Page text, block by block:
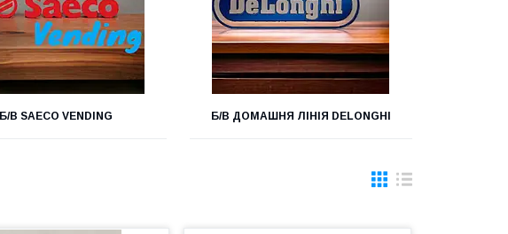
Б/В SAECO VENDING Б/В ДОМАШНЯ ЛІНІЯ DELONGHI